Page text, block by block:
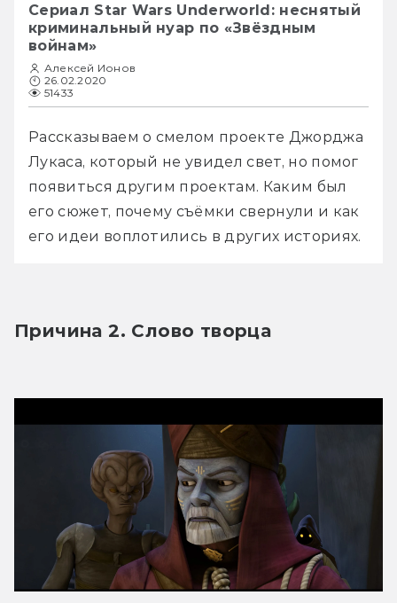
Сериал Star Wars Underworld: неснятый
криминальный нуар по «Звёздным
войнам»
Алексей Ионов
26.02.2020
51433
Рассказываем о смелом проекте Джорджа
Лукаса, который не увидел свет, но помог
появиться другим проектам. Каким был
его сюжет, почему съёмки свернули и как
его идеи воплотились в других историях.
Причина 2. Слово творца